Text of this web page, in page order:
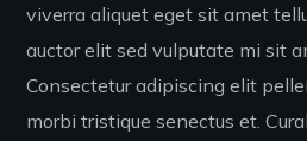
viverra aliquet eget sit amet
auctor elit sed vulputate mi sit
Consectetur adipiscing elit
morbi tristique senectus et.